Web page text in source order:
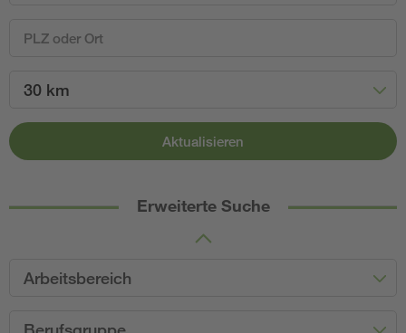
30 km
Aktualisieren
Erweiterte Suche
Arbeitsbereich